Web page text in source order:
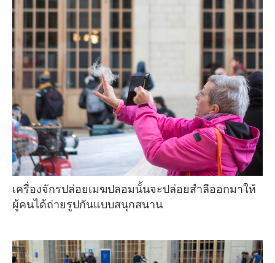
เครื่องจักรปล่อยเมฆปลอมนั้นจะปล่อยสำลีออกมาให้
ผู้คนได้ถ่ายรูปกันแบบสนุกสนาน